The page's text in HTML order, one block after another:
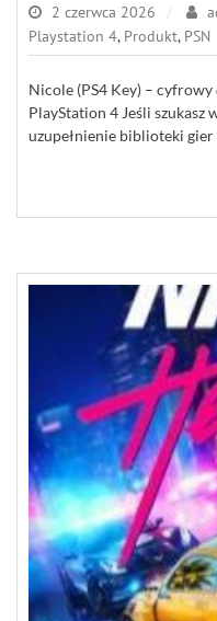
2 czerwca 2026
Playstation 4, Produkt, PSN
Nicole (PS4 Key) –
PlayStation 4 Jeśli szukasz
uzupełnienie biblioteki